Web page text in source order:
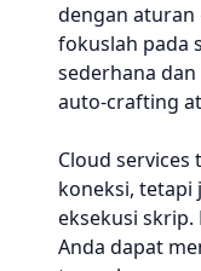
dengan aturan
fokuslah pada
sederhana
auto-crafting
Cloud
koneksi, tetapi
eksekusi
Anda dapat